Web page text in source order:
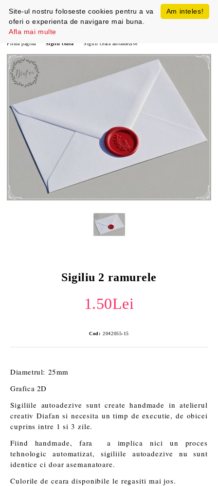
Prima pagină Sigilii ceara Sigilii ceara autoadezive
Sigiliu 2 ramurele
1.50Lei
Cod: 2042055-15
Diametrul: 25mm
Grafica 2D
Sigiliile autoadezive sunt create handmade in atelierul
creativ Diafan si necesita un timp de executie, de obicei
cuprins intre 1 si 3 zile.
Fiind handmade, fara a implica nici un proces
tehnologic automatizat, sigiliile autoadezive nu sunt
identice ci doar asemanatoare.
Culorile de ceara disponibile le regasiti mai jos.
Am inteles!
Site-ul nostru foloseste cookies pentru a va
oferi o experienta de navigare mai buna.
Afla mai multe